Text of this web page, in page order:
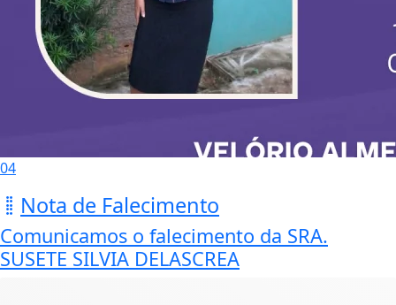
04
Nota de Falecimento
Comunicamos o falecimento da SRA.
SUSETE SILVIA DELASCREA